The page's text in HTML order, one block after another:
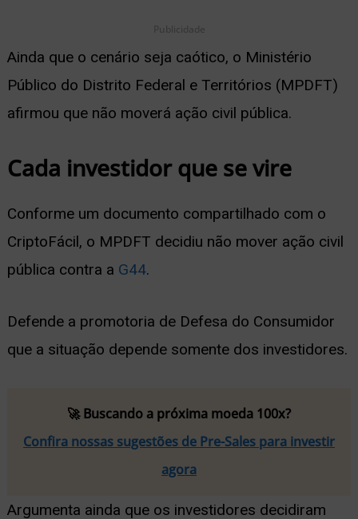
Publicidade
Ainda que o cenário seja caótico, o Ministério
Público do Distrito Federal e Territórios (MPDFT)
afirmou que não moverá ação civil pública.
Cada investidor que se vire
Conforme um documento compartilhado com o
CriptoFácil, o MPDFT decidiu não mover ação civil
pública contra a G44.
Defende a promotoria de Defesa do Consumidor
que a situação depende somente dos investidores.
🚀 Buscando a próxima moeda 100x?
Confira nossas sugestões de Pre-Sales para investir
agora
Argumenta ainda que os investidores decidiram